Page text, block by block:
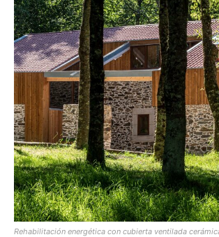
Rehabilitación energética con cubierta ventilada